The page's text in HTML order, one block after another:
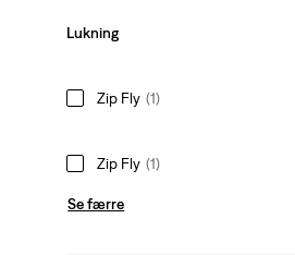
Lukning
Zip Fly (1)
Zip Fly (1)
Se færre